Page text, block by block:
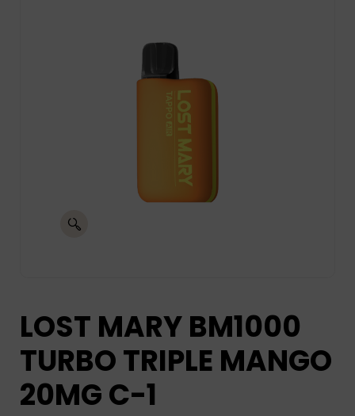
LOST MARY BM1000
TURBO TRIPLE MANGO
20MG C-1